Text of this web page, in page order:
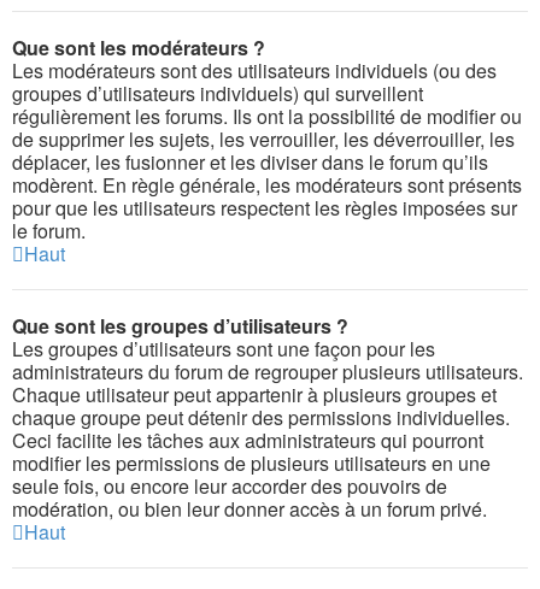
Que sont les modérateurs ?
Les modérateurs sont des utilisateurs individuels (ou des
groupes d’utilisateurs individuels) qui surveillent
régulièrement les forums. Ils ont la possibilité de modifier ou
de supprimer les sujets, les verrouiller, les déverrouiller, les
déplacer, les fusionner et les diviser dans le forum qu’ils
modèrent. En règle générale, les modérateurs sont présents
pour que les utilisateurs respectent les règles imposées sur
le forum.
Haut
Que sont les groupes d’utilisateurs ?
Les groupes d’utilisateurs sont une façon pour les
administrateurs du forum de regrouper plusieurs utilisateurs.
Chaque utilisateur peut appartenir à plusieurs groupes et
chaque groupe peut détenir des permissions individuelles.
Ceci facilite les tâches aux administrateurs qui pourront
modifier les permissions de plusieurs utilisateurs en une
seule fois, ou encore leur accorder des pouvoirs de
modération, ou bien leur donner accès à un forum privé.
Haut